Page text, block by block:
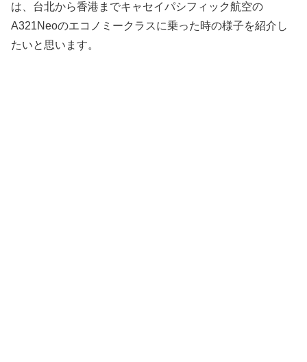
は、台北から香港までキャセイパシフィック航空の
A321Neoのエコノミークラスに乗った時の様子を紹介し
たいと思います。